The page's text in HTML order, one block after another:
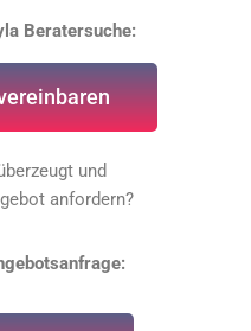
Beratersuche:
und
anfordern?